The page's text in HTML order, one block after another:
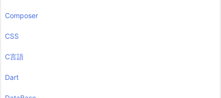
Composer
CSS
C言語
Dart